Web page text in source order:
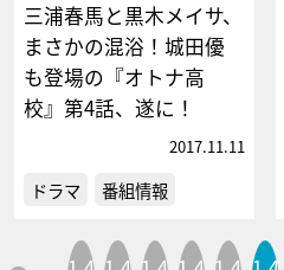
三浦春馬と黒木メイサ、
まさかの混浴！城田優
も登場の『オトナ高
校』第4話、遂に！
2017.11.11
ドラマ 番組情報